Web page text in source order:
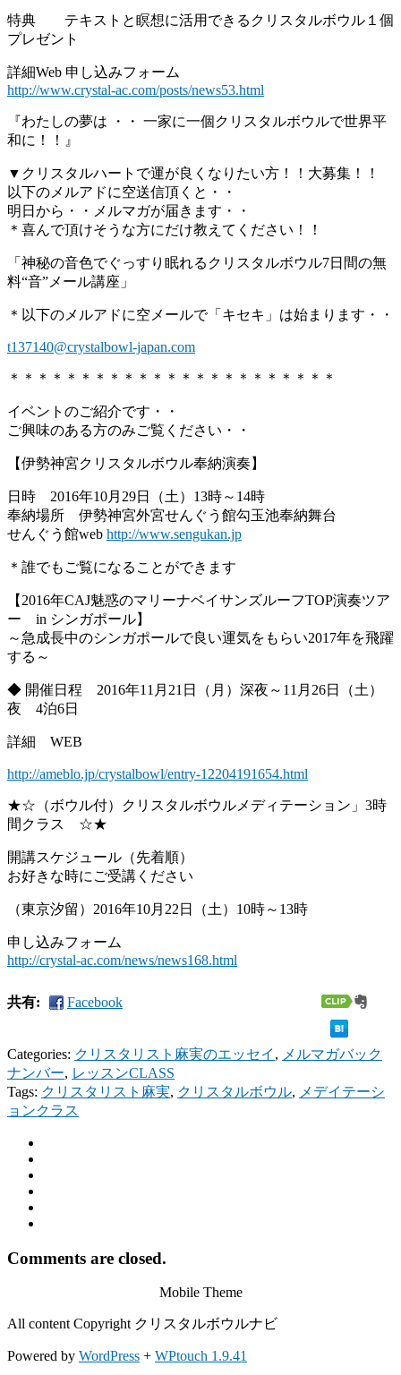
特典 テキストと瞑想に活用できるクリスタルボウル１個
プレゼント
詳細Web 申し込みフォーム
http://www.crystal-ac.com/posts/news53.html
『わたしの夢は ・・ 一家に一個クリスタルボウルで世界平
和に！！』
▼クリスタルハートで運が良くなりたい方！！大募集！！
以下のメルアドに空送信頂くと・・
明日から・・メルマガが届きます・・
＊喜んで頂けそうな方にだけ教えてください！！
「神秘の音色でぐっすり眠れるクリスタルボウル7日間の無
料“音”メール講座」
＊以下のメルアドに空メールで「キセキ」は始まります・・
t137140@crystalbowl-japan.com
＊＊＊＊＊＊＊＊＊＊＊＊＊＊＊＊＊＊＊＊＊＊＊
イベントのご紹介です・・
ご興味のある方のみご覧ください・・
【伊勢神宮クリスタルボウル奉納演奏】
日時 2016年10月29日（土）13時～14時
奉納場所 伊勢神宮外宮せんぐう館勾玉池奉納舞台
せんぐう館web http://www.sengukan.jp
＊誰でもご覧になることができます
【2016年CAJ魅惑のマリーナベイサンズルーフTOP演奏ツア
ー in シンガポール】
～急成長中のシンガポールで良い運気をもらい2017年を飛躍
する～
◆ 開催日程 2016年11月21日（月）深夜～11月26日（土）
夜 4泊6日
詳細 WEB
http://ameblo.jp/crystalbowl/entry-12204191654.html
★☆（ボウル付）クリスタルボウルメディテーション」3時
間クラス ☆★
開講スケジュール（先着順）
お好きな時にご受講ください
（東京汐留）2016年10月22日（土）10時～13時
申し込みフォーム
http://crystal-ac.com/news/news168.html
共有: Facebook
Categories: クリスタリスト麻実のエッセイ , メルマガバック
ナンバー, レッスンCLASS
Tags: クリスタリスト麻実, クリスタルボウル, メデイテーシ
ョンクラス
Comments are closed.
Mobile Theme
All content Copyright クリスタルボウルナビ
Powered by WordPress + WPtouch 1.9.41